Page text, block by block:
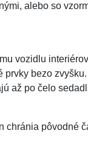
alebo so
vozidlu
bezo
až po čelo
pôvodné